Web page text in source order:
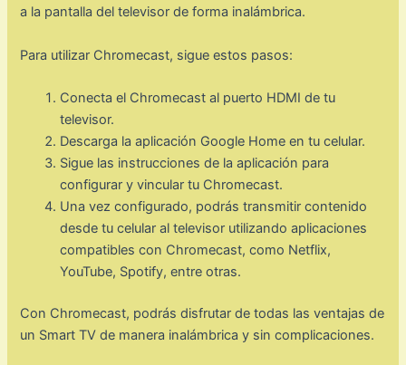
a la pantalla del televisor de forma inalámbrica.
Para utilizar Chromecast, sigue estos pasos:
Conecta el Chromecast al puerto HDMI de tu
televisor.
Descarga la aplicación Google Home en tu celular.
Sigue las instrucciones de la aplicación para
configurar y vincular tu Chromecast.
Una vez configurado, podrás transmitir contenido
desde tu celular al televisor utilizando aplicaciones
compatibles con Chromecast, como Netflix,
YouTube, Spotify, entre otras.
Con Chromecast, podrás disfrutar de todas las ventajas de
un Smart TV de manera inalámbrica y sin complicaciones.